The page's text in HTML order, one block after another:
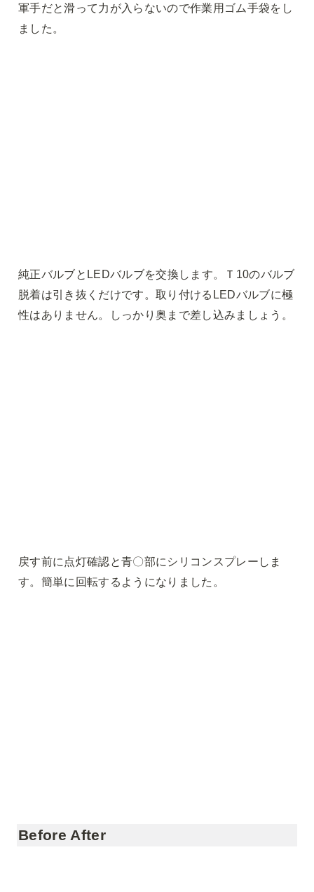
軍手だと滑って力が入らないので作業用ゴム手袋をし
ました。
純正バルブとLEDバルブを交換します。Ｔ10のバルブ
脱着は引き抜くだけです。取り付けるLEDバルブに極
性はありません。しっかり奥まで差し込みましょう。
戻す前に点灯確認と青〇部にシリコンスプレーしま
す。簡単に回転するようになりました。
Before After